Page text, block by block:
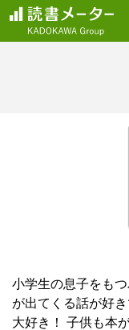
小学生の息子をも
が出てくる話が好
大好き！ 子供も本